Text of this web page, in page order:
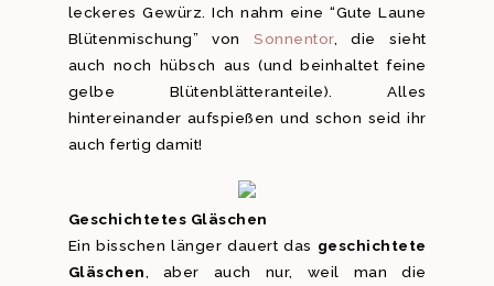
leckeres Gewürz. Ich nahm eine “Gute Laune
Blütenmischung” von Sonnentor, die sieht
auch noch hübsch aus (und beinhaltet feine
gelbe Blütenblätteranteile). Alles
hintereinander aufspießen und schon seid ihr
auch fertig damit!
Geschichtetes Gläschen
Ein bisschen länger dauert das geschichtete
Gläschen , aber auch nur, weil man die